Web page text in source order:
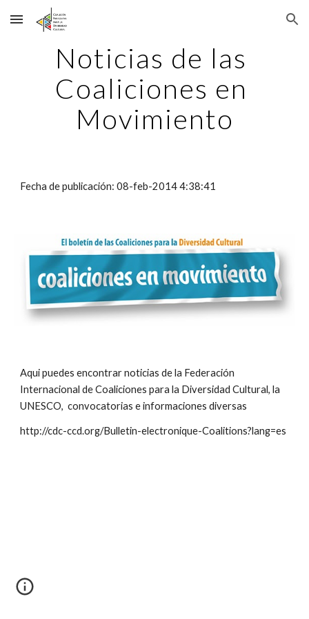
Skip to main content Skip to navigation
Noticias de las
Coaliciones en
Movimiento
Fecha de publicación: 08-feb-2014 4:38:41
Aqui puedes encontrar noticias de la Federación
Internacional de Coaliciones para la Diversidad Cultural, la
UNESCO,  convocatorias e informaciones diversas
http://cdc-ccd.org/Bulletin-electronique-Coalitions?lang=es